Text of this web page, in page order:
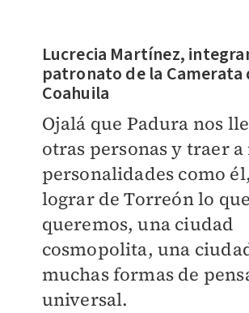
Lucrecia Martínez,
patronato de la Camerata
Coahuila
Ojalá que Padura nos
otras personas y traer a
personalidades como
lograr de Torreón lo que
queremos, una ciudad
cosmopolita, una
muchas formas de
universal.